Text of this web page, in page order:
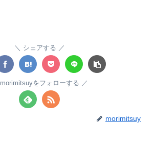
シェアする
morimitsuyをフォローする
morimitsuy